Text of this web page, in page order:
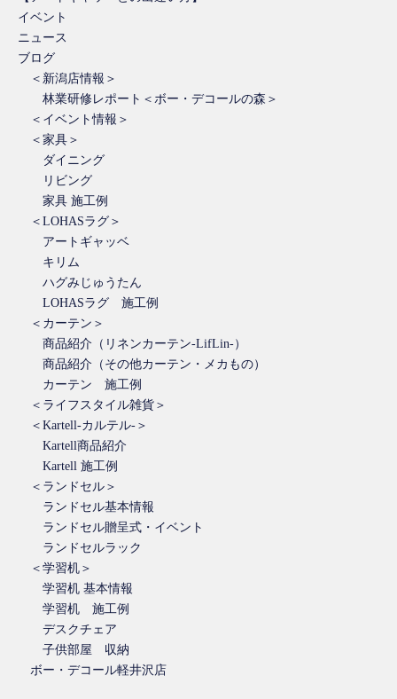
イベント
ニュース
ブログ
＜新潟店情報＞
林業研修レポート＜ボー・デコールの森＞
＜イベント情報＞
＜家具＞
ダイニング
リビング
家具 施工例
＜LOHASラグ＞
アートギャッベ
キリム
ハグみじゅうたん
LOHASラグ 施工例
＜カーテン＞
商品紹介（リネンカーテン-LifLin-）
商品紹介（その他カーテン・メカもの）
カーテン 施工例
＜ライフスタイル雑貨＞
＜Kartell-カルテル-＞
Kartell商品紹介
Kartell 施工例
＜ランドセル＞
ランドセル基本情報
ランドセル贈呈式・イベント
ランドセルラック
＜学習机＞
学習机 基本情報
学習机 施工例
デスクチェア
子供部屋 収納
ボー・デコール軽井沢店